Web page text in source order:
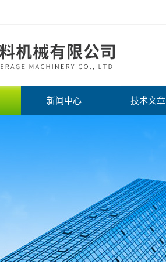
新闻中心 技术文章